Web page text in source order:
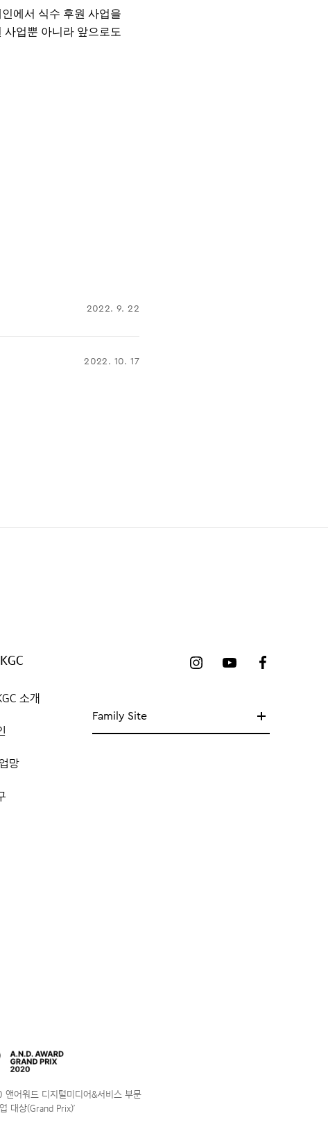
에서 식수 후원 사업을
사업뿐 아니라 앞으로도
2022. 9. 22
2022. 10. 17
소개
망
Family Site
앤어워드 디지털미디어&서비스 부문
대상(Grand Prix)’